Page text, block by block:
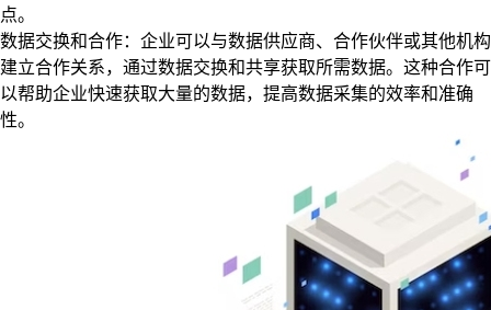
点。
数据交换和合作：企业可以与数据供应商、合作伙伴或其他机构
建立合作关系，通过数据交换和共享获取所需数据。这种合作可
以帮助企业快速获取大量的数据，提高数据采集的效率和准确
性。